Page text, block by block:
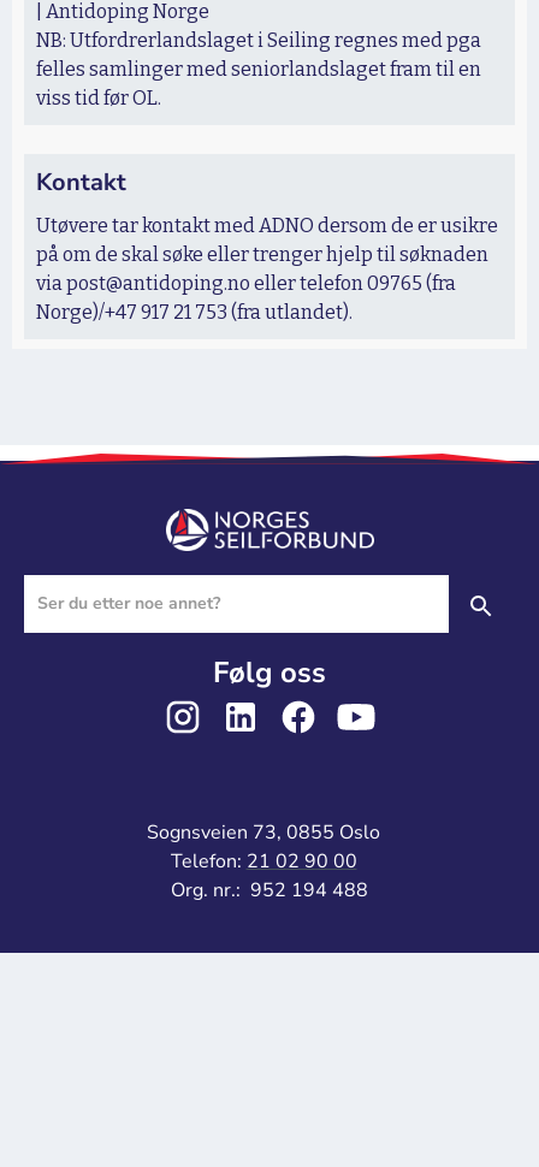
| Antidoping Norge
NB: Utfordrerlandslaget i Seiling regnes med pga
felles samlinger med seniorlandslaget fram til en
viss tid før OL.
Kontakt
Utøvere tar kontakt med ADNO dersom de er usikre
på om de skal søke eller trenger hjelp til søknaden
via post@antidoping.no eller telefon 09765 (fra
Norge)/+47 917 21 753 (fra utlandet).
Følg oss
Sognsveien 73, 0855 Oslo
Telefon: 21 02 90 00
Org. nr.: 952 194 488